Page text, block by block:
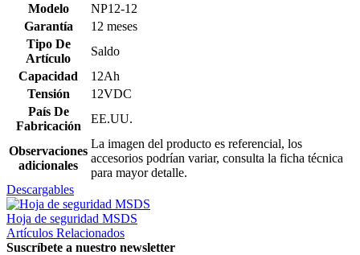
Modelo
NP12-12
Garantía
12 meses
Tipo De
Artículo
Saldo
Capacidad
12Ah
Tensión
12VDC
País De
Fabricación
EE.UU.
Observaciones
adicionales
La imagen del producto es referencial, los
accesorios podrían variar, consulta la ficha técnica
para mayor detalle.
Descargables
Hoja de seguridad MSDS
Artículos Relacionados
Suscríbete a nuestro newsletter